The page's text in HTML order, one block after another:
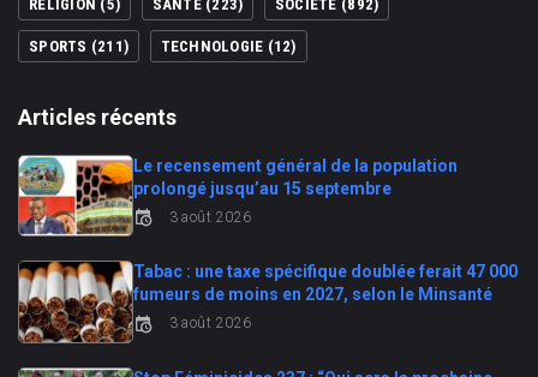
RÉLIGION (5) SANTE(223) SOCIÉTÉ (892)
SPORTS (211) TECHNOLOGIE (12)
Articles récents
Le recensement général de la population
prolongé jusqu’au 15 septembre
3 août 2026
Tabac : une taxe spécifique doublée ferait 47 000
fumeurs de moins en 2027, selon le Minsanté
3 août 2026